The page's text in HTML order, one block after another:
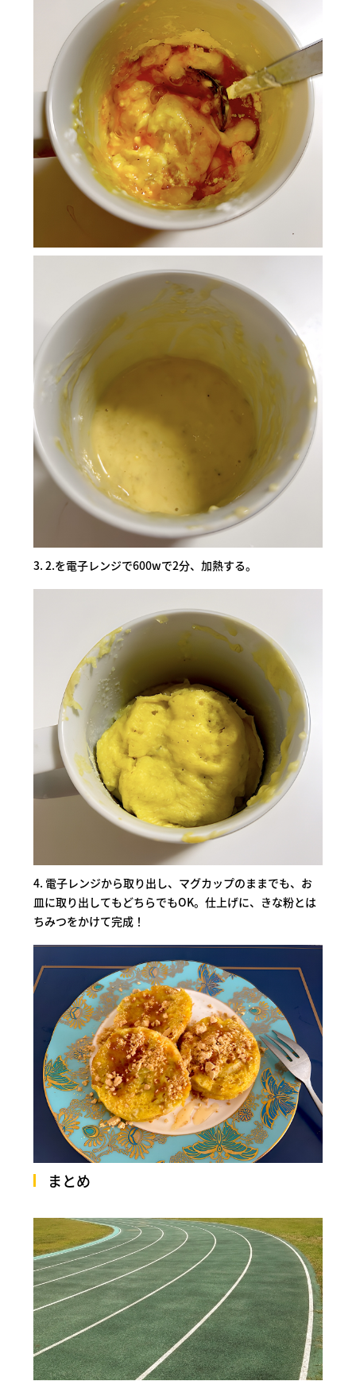
3. 2.を電子レンジで600wで2分、加熱する。
4. 電子レンジから取り出し、マグカップのままでも、お
皿に取り出してもどちらでもOK。仕上げに、きな粉とは
ちみつをかけて完成！
まとめ